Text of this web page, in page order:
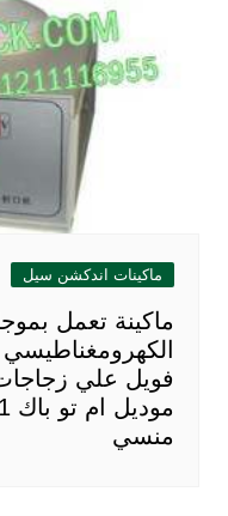
ماكينات اندكشن سيل
ماكينة تعمل
فويل علي
منسي